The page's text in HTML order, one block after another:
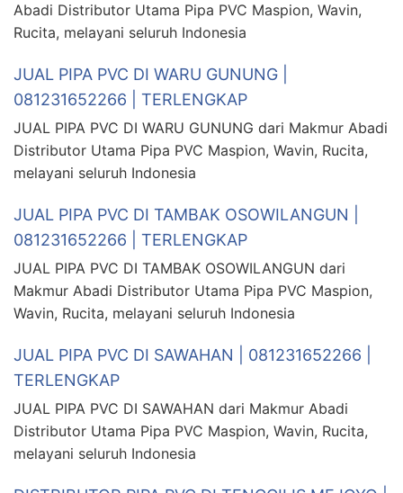
Abadi Distributor Utama Pipa PVC Maspion, Wavin,
Rucita, melayani seluruh Indonesia
JUAL PIPA PVC DI WARU GUNUNG |
081231652266 | TERLENGKAP
JUAL PIPA PVC DI WARU GUNUNG dari Makmur Abadi
Distributor Utama Pipa PVC Maspion, Wavin, Rucita,
melayani seluruh Indonesia
JUAL PIPA PVC DI TAMBAK OSOWILANGUN |
081231652266 | TERLENGKAP
JUAL PIPA PVC DI TAMBAK OSOWILANGUN dari
Makmur Abadi Distributor Utama Pipa PVC Maspion,
Wavin, Rucita, melayani seluruh Indonesia
JUAL PIPA PVC DI SAWAHAN | 081231652266 |
TERLENGKAP
JUAL PIPA PVC DI SAWAHAN dari Makmur Abadi
Distributor Utama Pipa PVC Maspion, Wavin, Rucita,
melayani seluruh Indonesia